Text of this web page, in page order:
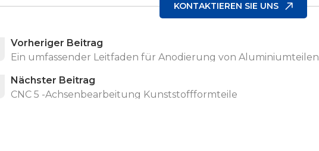
KONTAKTIEREN SIE UNS
Vorheriger Beitrag
Ein umfassender Leitfaden für Anodierung von Aluminiumteilen
Nächster Beitrag
CNC 5 -Achsenbearbeitung Kunststoffformteile